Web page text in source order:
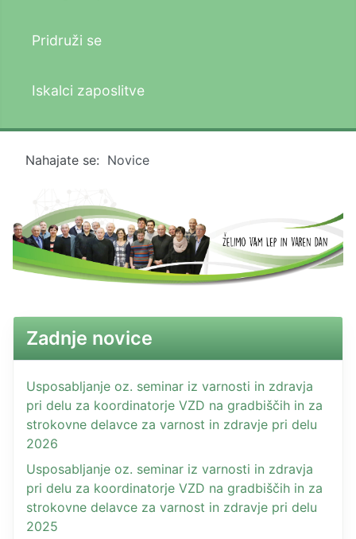
Pridruži se
Iskalci zaposlitve
Nahajate se: Novice
Zadnje novice
Usposabljanje oz. seminar iz varnosti in zdravja
pri delu za koordinatorje VZD na gradbiščih in za
strokovne delavce za varnost in zdravje pri delu
2026
Usposabljanje oz. seminar iz varnosti in zdravja
pri delu za koordinatorje VZD na gradbiščih in za
strokovne delavce za varnost in zdravje pri delu
2025